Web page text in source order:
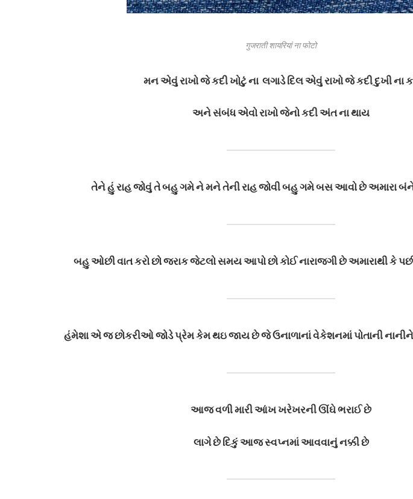
गुजराती शायरियां ना फोटो
મન એવું રાખો જે કદી ખોટું ના લગાડે દિલ એવું રાખો જે કદી દુખી ના
અને સંબંધ એવો રાખો જેનો કદી અંત ના થાય
તેને હું રાહ જોવું તે બહુ ગમે ને મને તેની રાહ જોવી બહુ ગમેબસ આવો છે અમારા
બહુ ઓછી વાત કરો છો જરાક જેટલો સમય આપો છોકોઈ નારાજગી છે અમારાથી કે
હંમેશા એ જ છોકરીઓ જોડે પ્રેમ કેમ થઇ જાય છે જે ઉનાળાનાં વેકેશનમાં પોતાની
આજ વળી મારી આંખ ખરેખરની ઊંઘે ભરાઈ છે
લાગે છે દિકું આજ સ્વપ્નમાં આવવાનું નક્કી છે